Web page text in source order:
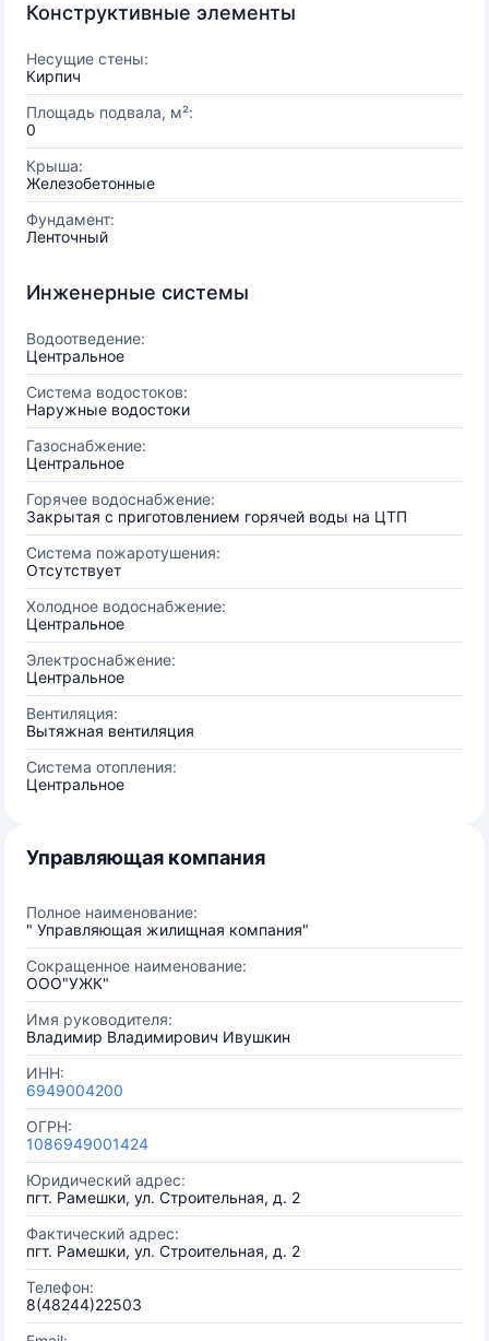
Конструктивные элементы
Несущие стены:
Кирпич
Площадь подвала, м²:
0
Крыша:
Железобетонные
Фундамент:
Ленточный
Инженерные системы
Водоотведение:
Центральное
Система водостоков:
Наружные водостоки
Газоснабжение:
Центральное
Горячее водоснабжение:
Закрытая с приготовлением горячей воды на ЦТП
Система пожаротушения:
Отсутствует
Холодное водоснабжение:
Центральное
Электроснабжение:
Центральное
Вентиляция:
Вытяжная вентиляция
Система отопления:
Центральное
Управляющая компания
Полное наименование:
" Управляющая жилищная компания"
Сокращенное наименование:
ООО"УЖК"
Имя руководителя:
Владимир Владимирович Ивушкин
ИНН:
6949004200
ОГРН:
1086949001424
Юридический адрес:
пгт. Рамешки, ул. Строительная, д. 2
Фактический адрес:
пгт. Рамешки, ул. Строительная, д. 2
Телефон:
8(48244)22503